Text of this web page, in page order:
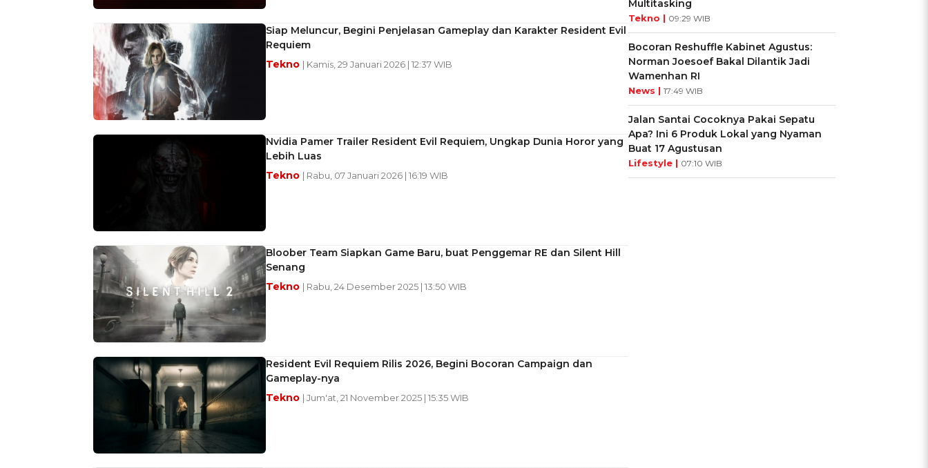
Siap Meluncur, Begini Penjelasan Gameplay dan Karakter Resident Evil
Requiem
Tekno | Kamis, 29 Januari 2026 | 12:37 WIB
Nvidia Pamer Trailer Resident Evil Requiem, Ungkap Dunia Horor yang
Lebih Luas
Tekno | Rabu, 07 Januari 2026 | 16:19 WIB
Bloober Team Siapkan Game Baru, buat Penggemar RE dan Silent Hill
Senang
Tekno | Rabu, 24 Desember 2025 | 13:50 WIB
Resident Evil Requiem Rilis 2026, Begini Bocoran Campaign dan
Gameplay-nya
Tekno | Jum'at, 21 November 2025 | 15:35 WIB
Multitasking
Tekno | 09:29 WIB
Bocoran Reshuffle Kabinet Agustus:
Norman Joesoef Bakal Dilantik Jadi
Wamenhan RI
News | 17:49 WIB
Jalan Santai Cocoknya Pakai Sepatu
Apa? Ini 6 Produk Lokal yang Nyaman
Buat 17 Agustusan
Lifestyle | 07:10 WIB